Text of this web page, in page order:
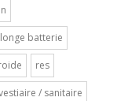
batterie
res
/ sanitaire